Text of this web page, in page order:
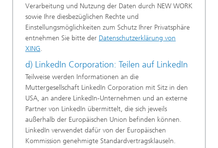
Verarbeitung und Nutzung der Daten durch NEW WORK
sowie Ihre diesbezüglichen Rechte und
Einstellungsmöglichkeiten zum Schutz Ihrer Privatsphäre
entnehmen Sie bitte der Datenschutzerklärung von
XING.
d) LinkedIn Corporation: Teilen auf LinkedIn
Teilweise werden Informationen an die
Muttergesellschaft LinkedIn Corporation mit Sitz in den
USA, an andere LinkedIn-Unternehmen und an externe
Partner von LinkedIn übermittelt, die sich jeweils
außerhalb der Europäischen Union befinden können.
LinkedIn verwendet dafür von der Europäischen
Kommission genehmigte Standardvertragsklauseln.